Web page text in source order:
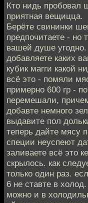
Кто нидь пробовал
приятная вещицца.
Берёте свининки
предпочитаете - но
вашей душе
добавляете каких
кубик магги какой
всё это - помяли
примерно 600 гр -
перемешали,
добавте немного
выдавите пол
теперь дайте мясу
специи неуспеют
заливаете всё это
скрылось. как
только один раз.
6 не ставте в
можно и в